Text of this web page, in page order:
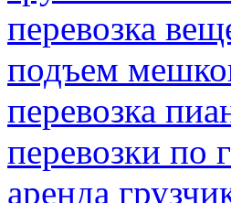
перевозка
подъем
перевозка
перевозки по
аренда